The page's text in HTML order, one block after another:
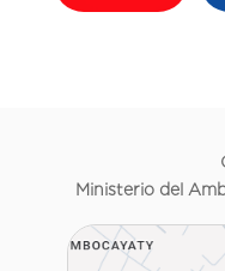
Ministerio del